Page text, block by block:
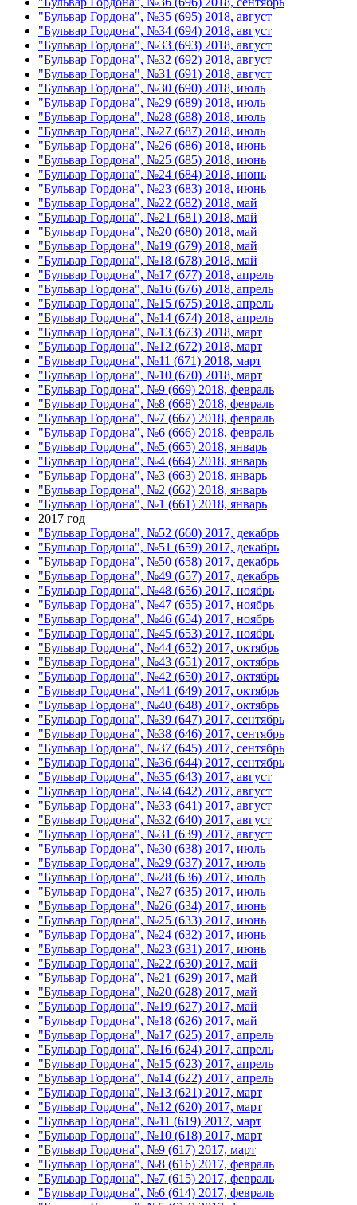
"Бульвар Гордона", №35 (695) 2018, август
"Бульвар Гордона", №34 (694) 2018, август
"Бульвар Гордона", №33 (693) 2018, август
"Бульвар Гордона", №32 (692) 2018, август
"Бульвар Гордона", №31 (691) 2018, август
"Бульвар Гордона", №30 (690) 2018, июль
"Бульвар Гордона", №29 (689) 2018, июль
"Бульвар Гордона", №28 (688) 2018, июль
"Бульвар Гордона", №27 (687) 2018, июль
"Бульвар Гордона", №26 (686) 2018, июнь
"Бульвар Гордона", №25 (685) 2018, июнь
"Бульвар Гордона", №24 (684) 2018, июнь
"Бульвар Гордона", №23 (683) 2018, июнь
"Бульвар Гордона", №22 (682) 2018, май
"Бульвар Гордона", №21 (681) 2018, май
"Бульвар Гордона", №20 (680) 2018, май
"Бульвар Гордона", №19 (679) 2018, май
"Бульвар Гордона", №18 (678) 2018, май
"Бульвар Гордона", №17 (677) 2018, апрель
"Бульвар Гордона", №16 (676) 2018, апрель
"Бульвар Гордона", №15 (675) 2018, апрель
"Бульвар Гордона", №14 (674) 2018, апрель
"Бульвар Гордона", №13 (673) 2018, март
"Бульвар Гордона", №12 (672) 2018, март
"Бульвар Гордона", №11 (671) 2018, март
"Бульвар Гордона", №10 (670) 2018, март
"Бульвар Гордона", №9 (669) 2018, февраль
"Бульвар Гордона", №8 (668) 2018, февраль
"Бульвар Гордона", №7 (667) 2018, февраль
"Бульвар Гордона", №6 (666) 2018, февраль
"Бульвар Гордона", №5 (665) 2018, январь
"Бульвар Гордона", №4 (664) 2018, январь
"Бульвар Гордона", №3 (663) 2018, январь
"Бульвар Гордона", №2 (662) 2018, январь
"Бульвар Гордона", №1 (661) 2018, январь
2017 год
"Бульвар Гордона", №52 (660) 2017, декабрь
"Бульвар Гордона", №51 (659) 2017, декабрь
"Бульвар Гордона", №50 (658) 2017, декабрь
"Бульвар Гордона", №49 (657) 2017, декабрь
"Бульвар Гордона", №48 (656) 2017, ноябрь
"Бульвар Гордона", №47 (655) 2017, ноябрь
"Бульвар Гордона", №46 (654) 2017, ноябрь
"Бульвар Гордона", №45 (653) 2017, ноябрь
"Бульвар Гордона", №44 (652) 2017, октябрь
"Бульвар Гордона", №43 (651) 2017, октябрь
"Бульвар Гордона", №42 (650) 2017, октябрь
"Бульвар Гордона", №41 (649) 2017, октябрь
"Бульвар Гордона", №40 (648) 2017, октябрь
"Бульвар Гордона", №39 (647) 2017, сентябрь
"Бульвар Гордона", №38 (646) 2017, сентябрь
"Бульвар Гордона", №37 (645) 2017, сентябрь
"Бульвар Гордона", №36 (644) 2017, сентябрь
"Бульвар Гордона", №35 (643) 2017, август
"Бульвар Гордона", №34 (642) 2017, август
"Бульвар Гордона", №33 (641) 2017, август
"Бульвар Гордона", №32 (640) 2017, август
"Бульвар Гордона", №31 (639) 2017, август
"Бульвар Гордона", №30 (638) 2017, июль
"Бульвар Гордона", №29 (637) 2017, июль
"Бульвар Гордона", №28 (636) 2017, июль
"Бульвар Гордона", №27 (635) 2017, июль
"Бульвар Гордона", №26 (634) 2017, июнь
"Бульвар Гордона", №25 (633) 2017, июнь
"Бульвар Гордона", №24 (632) 2017, июнь
"Бульвар Гордона", №23 (631) 2017, июнь
"Бульвар Гордона", №22 (630) 2017, май
"Бульвар Гордона", №21 (629) 2017, май
"Бульвар Гордона", №20 (628) 2017, май
"Бульвар Гордона", №19 (627) 2017, май
"Бульвар Гордона", №18 (626) 2017, май
"Бульвар Гордона", №17 (625) 2017, апрель
"Бульвар Гордона", №16 (624) 2017, апрель
"Бульвар Гордона", №15 (623) 2017, апрель
"Бульвар Гордона", №14 (622) 2017, апрель
"Бульвар Гордона", №13 (621) 2017, март
"Бульвар Гордона", №12 (620) 2017, март
"Бульвар Гордона", №11 (619) 2017, март
"Бульвар Гордона", №10 (618) 2017, март
"Бульвар Гордона", №9 (617) 2017, март
"Бульвар Гордона", №8 (616) 2017, февраль
"Бульвар Гордона", №7 (615) 2017, февраль
"Бульвар Гордона", №6 (614) 2017, февраль